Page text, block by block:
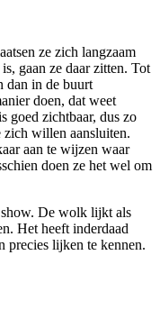
ze zich langzaam
gaan ze daar zitten. Tot
dan in de buurt
doen, dat weet
goed zichtbaar, dus zo
willen aansluiten.
aan te wijzen waar
doen ze het wel om
De wolk lijkt als
Het heeft inderdaad
precies lijken te kennen.